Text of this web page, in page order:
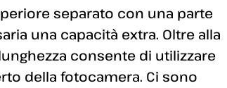
separato con una parte
una capacità extra. Oltre alla
consente di utilizzare
della fotocamera. Ci sono